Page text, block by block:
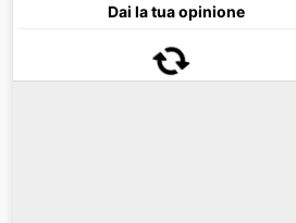
Dai la tua opinione